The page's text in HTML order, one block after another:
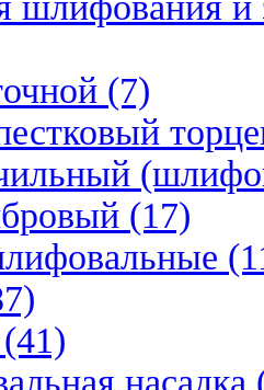
(7)
(17)
насадка